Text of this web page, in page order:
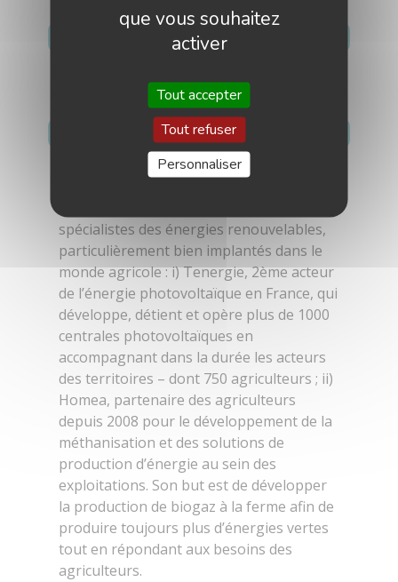
MARCHÉS GÉOGRAPHIQUES CIBLÉS
TENEA Energies est un acteur des
spécialistes des énergies renouvelables,
particulièrement bien implantés dans le
monde agricole : i) Tenergie, 2ème acteur
de l’énergie photovoltaïque en France, qui
développe, détient et opère plus de 1000
centrales photovoltaïques en
accompagnant dans la durée les acteurs
des territoires – dont 750 agriculteurs ; ii)
Homea, partenaire des agriculteurs
depuis 2008 pour le développement de la
méthanisation et des solutions de
production d’énergie au sein des
exploitations. Son but est de développer
la production de biogaz à la ferme afin de
produire toujours plus d’énergies vertes
tout en répondant aux besoins des
agriculteurs.
que vous souhaitez
activer
Tout accepter
Tout refuser
Personnaliser